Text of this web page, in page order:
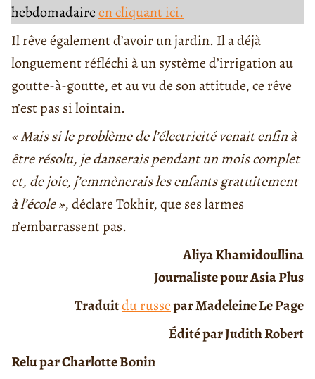
hebdomadaireen cliquant ici.
Il rêve également d’avoir un jardin. Il a déjà
longuement réfléchi à un système d’irrigation au
goutte-à-goutte, et au vu de son attitude, ce rêve
n’est pas si lointain.
« Mais si le problème de l’électricité venait enfin à
être résolu, je danserais pendant un mois complet
et, de joie, j’emmènerais les enfants gratuitement
à l’école », déclare Tokhir, que ses larmes
n’embarrassent pas.
Aliya Khamidoullina
Journaliste pour Asia Plus
Traduitdu russepar Madeleine Le Page
Édité par Judith Robert
Relu par Charlotte Bonin